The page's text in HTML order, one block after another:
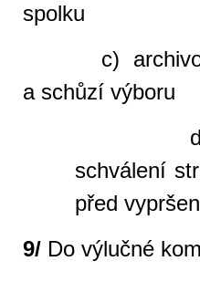
spolku
c) archivovat
a schůzí výboru
d) podle
schválení
před
9/ Do výlučné